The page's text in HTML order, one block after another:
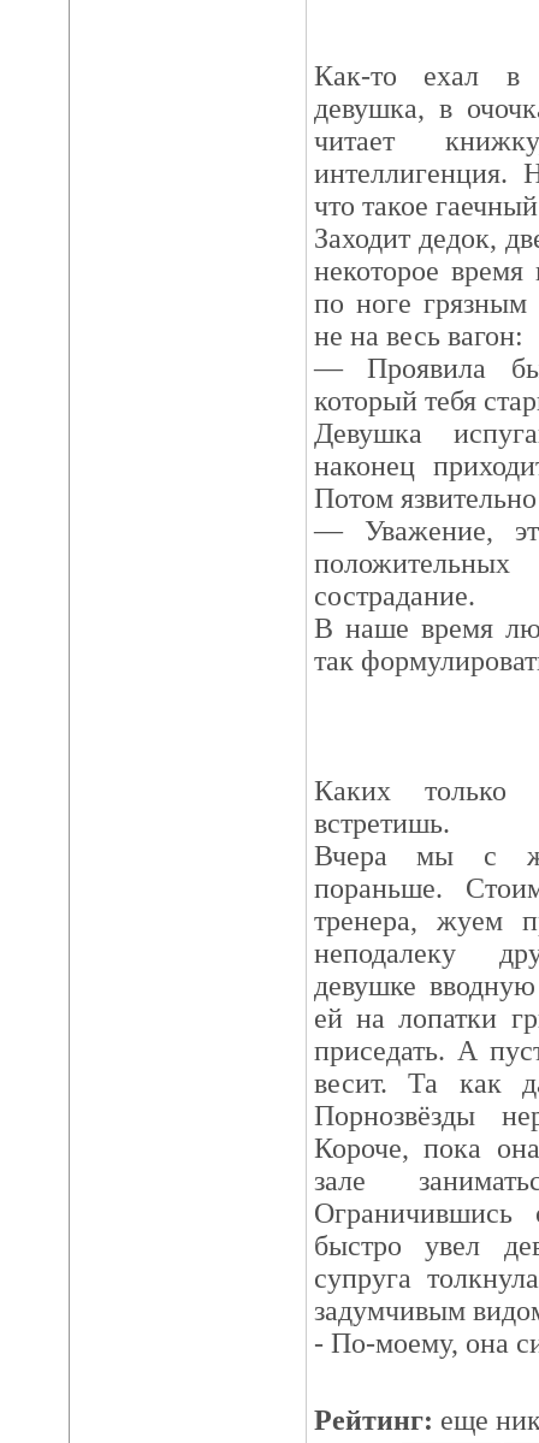
Как-то ехал в
девушка, в
читает
интеллигенция.
что такое
Заходит дедок,
некоторое
по ноге грязным
не на весь вагон:
— Проявила
который тебя
Девушка
наконец
Потом
— Уважение,
сострадание.
В наше время
так
Каких
встретишь.
Вчера мы с
пораньше.
тренера, жуем
неподалеку
девушке
ей на лопатки
приседать. А
весит. Та как
Порнозвёзды
Короче, пока
зале
Ограничившись
быстро увел
супруга
задумчивым
- По-моему, она
Рейтинг: еще